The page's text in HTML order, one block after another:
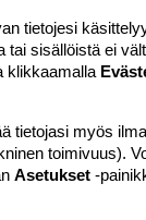
tietojesi
sisällöistä ei
klikkaamalla
tietojasi myös
toimivuus).
Asetukset -